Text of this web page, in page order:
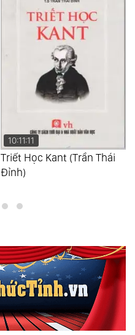
10:11:11
Triết Học Kant (Trần Thái
Đỉnh)